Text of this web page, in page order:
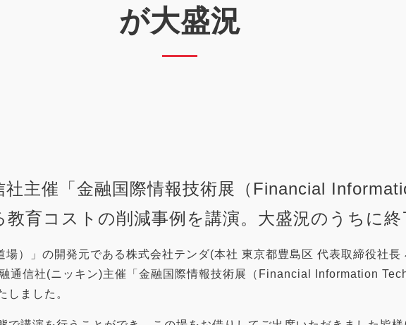
が大盛況
主催「金融国際情報技術展（Financial
育コストの削減事例を講演。大盛況のうちに終
）」の開発元である株式会社テンダ(本社 東京都豊島区 代表取締役社
通信社(ニッキン)主催「金融国際情報技術展（Financial Information
しました。